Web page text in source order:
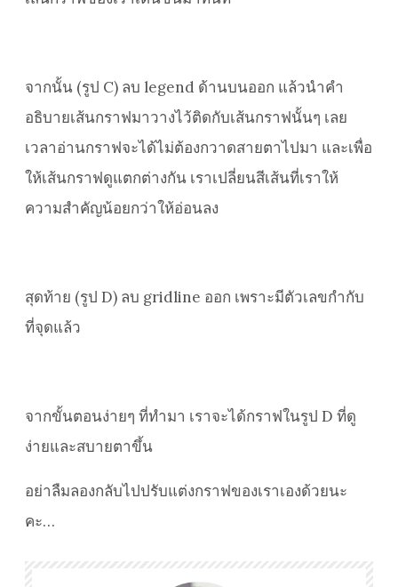
จากนั้น (รูป C) ลบ legend ด้านบนออก แล้วนำคำ
อธิบายเส้นกราฟมาวางไว้ติดกับเส้นกราฟนั้นๆ เลย
เวลาอ่านกราฟจะได้ไม่ต้องกวาดสายตาไปมา และเพื่อ
ให้เส้นกราฟดูแตกต่างกัน เราเปลี่ยนสีเส้นที่เราให้
ความสำคัญน้อยกว่าให้อ่อนลง
สุดท้าย (รูป D) ลบ gridline ออก เพราะมีตัวเลขกำกับ
ที่จุดแล้ว
จากขั้นตอนง่ายๆ ที่ทำมา เราจะได้กราฟในรูป D ที่ดู
ง่ายและสบายตาขึ้น
อย่าลืมลองกลับไปปรับแต่งกราฟของเราเองด้วยนะ
คะ…